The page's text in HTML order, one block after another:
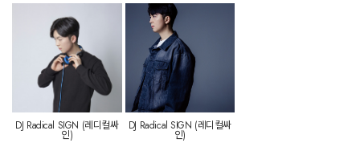
DJ Radical SIGN (레디컬싸
인)
DJ Radical SIGN (레디컬싸
인)